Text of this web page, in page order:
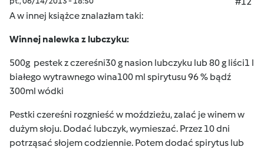
A w innej książce znalazłam taki:
Winnej nalewka z lubczyku:
500g pestek z czereśni30 g nasion lubczyku lub 80 g liści1 l
białego wytrawnego wina100 ml spirytusu 96 % bądź
300ml wódki
Pestki czereśni rozgnieść w moździeżu, zalać je winem w
dużym słoju. Dodać lubczyk, wymieszać. Przez 10 dni
potrząsać słojem codziennie. Potem dodać spirytus lub